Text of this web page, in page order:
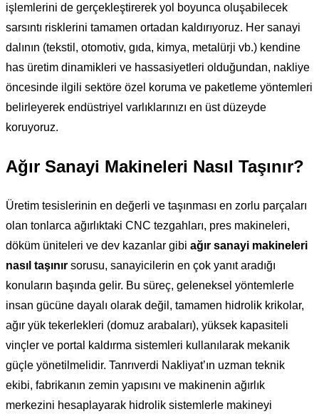
işlemlerini de gerçekleştirerek yol boyunca oluşabilecek
sarsıntı risklerini tamamen ortadan kaldırıyoruz. Her sanayi
dalının (tekstil, otomotiv, gıda, kimya, metalürji vb.) kendine
has üretim dinamikleri ve hassasiyetleri olduğundan, nakliye
öncesinde ilgili sektöre özel koruma ve paketleme yöntemleri
belirleyerek endüstriyel varlıklarınızı en üst düzeyde
koruyoruz.
Ağır Sanayi Makineleri Nasıl Taşınır?
Üretim tesislerinin en değerli ve taşınması en zorlu parçaları
olan tonlarca ağırlıktaki CNC tezgahları, pres makineleri,
döküm üniteleri ve dev kazanlar gibi ağır sanayi makineleri
nasıl taşınır sorusu, sanayicilerin en çok yanıt aradığı
konuların başında gelir. Bu süreç, geleneksel yöntemlerle
insan gücüne dayalı olarak değil, tamamen hidrolik krikolar,
ağır yük tekerlekleri (domuz arabaları), yüksek kapasiteli
vinçler ve portal kaldırma sistemleri kullanılarak mekanik
güçle yönetilmelidir. Tanrıverdi Nakliyat’ın uzman teknik
ekibi, fabrikanın zemin yapısını ve makinenin ağırlık
merkezini hesaplayarak hidrolik sistemlerle makineyi